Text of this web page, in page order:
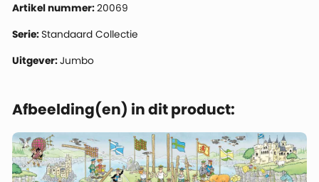
Artikel nummer:20069
Serie: Standaard Collectie
Uitgever:Jumbo
Afbeelding(en) in dit product: